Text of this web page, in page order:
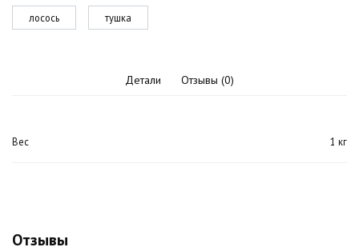
лосось тушка
Детали Отзывы (0)
Вес 1 кг
Отзывы